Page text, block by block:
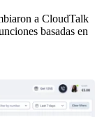
a CloudTalk
basadas en